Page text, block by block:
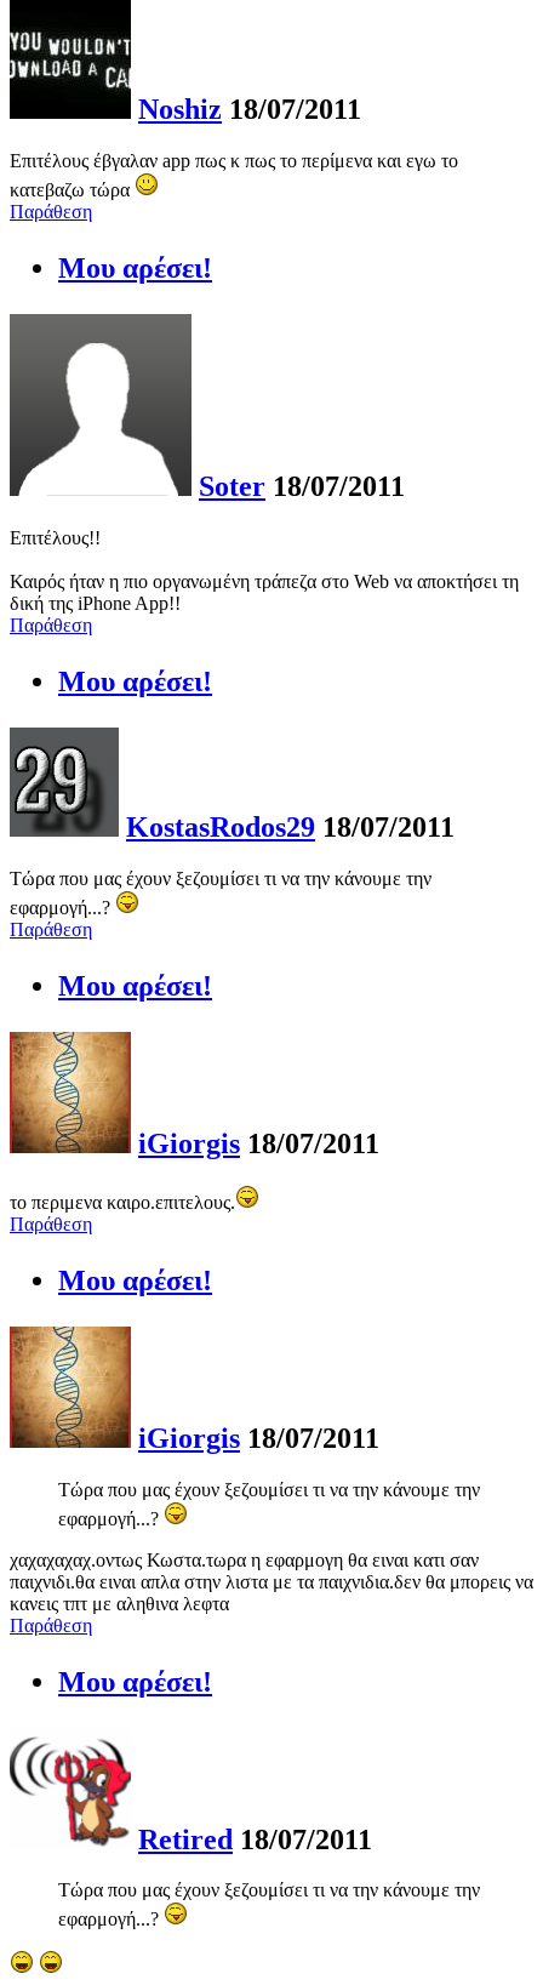
Noshiz 18/07/2011
Επιτέλους έβγαλαν app πως κ πως το περίμενα και εγω το
κατεβαζω τώρα
Παράθεση
Μου αρέσει!
Soter 18/07/2011
Επιτέλους!!
Καιρός ήταν η πιο οργανωμένη τράπεζα στο Web να αποκτήσει τη
δική της iPhone App!!
Παράθεση
Μου αρέσει!
KostasRodos29 18/07/2011
Τώρα που μας έχουν ξεζουμίσει τι να την κάνουμε την
εφαρμογή...?
Παράθεση
Μου αρέσει!
iGiorgis 18/07/2011
το περιμενα καιρο.επιτελους.
Παράθεση
Μου αρέσει!
iGiorgis 18/07/2011
Τώρα που μας έχουν ξεζουμίσει τι να την κάνουμε την
εφαρμογή...?
χαχαχαχαχ.οντως Κωστα.τωρα η εφαρμογη θα ειναι κατι σαν
παιχνιδι.θα ειναι απλα στην λιστα με τα παιχνιδια.δεν θα μπορεις να
κανεις τπτ με αληθινα λεφτα
Παράθεση
Μου αρέσει!
Retired 18/07/2011
Τώρα που μας έχουν ξεζουμίσει τι να την κάνουμε την
εφαρμογή...?